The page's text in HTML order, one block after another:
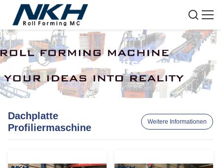
Produits
Dachplatte
Profiliermaschine
Weitere Informationen